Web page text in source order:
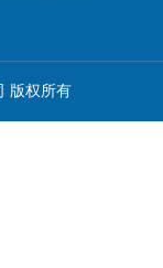
版权所有